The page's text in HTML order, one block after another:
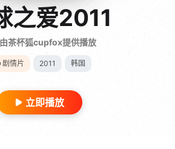
之爱2011
茶杯狐cupfox提供播放
剧情片 2011 韩国
立即播放